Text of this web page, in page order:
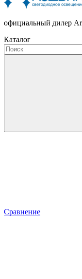
официальный дилер
Каталог
Сравнение